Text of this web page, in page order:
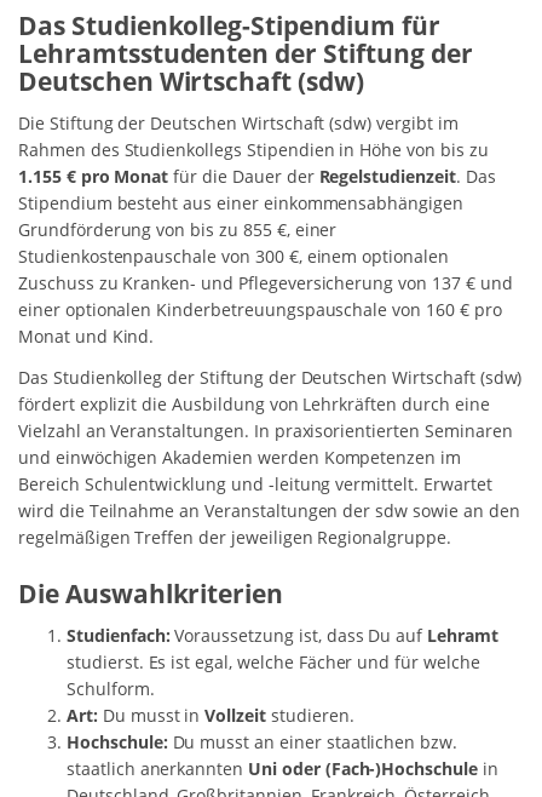
Das Studienkolleg-Stipendium für
Lehramtsstudenten der Stiftung der
Deutschen Wirtschaft (sdw)
Die Stiftung der Deutschen Wirtschaft (sdw) vergibt im
Rahmen des Studienkollegs Stipendien in Höhe von bis zu
1.155 € pro Monat für die Dauer der Regelstudienzeit. Das
Stipendium besteht aus einer einkommensabhängigen
Grundförderung von bis zu 855 €, einer
Studienkostenpauschale von 300 €, einem optionalen
Zuschuss zu Kranken- und Pflegeversicherung von 137 € und
einer optionalen Kinderbetreuungspauschale von 160 € pro
Monat und Kind.
Das Studienkolleg der Stiftung der Deutschen Wirtschaft (sdw)
fördert explizit die Ausbildung von Lehrkräften durch eine
Vielzahl an Veranstaltungen. In praxisorientierten Seminaren
und einwöchigen Akademien werden Kompetenzen im
Bereich Schulentwicklung und -leitung vermittelt. Erwartet
wird die Teilnahme an Veranstaltungen der sdw sowie an den
regelmäßigen Treffen der jeweiligen Regionalgruppe.
Die Auswahlkriterien
Studienfach: Voraussetzung ist, dass Du auf Lehramt
studierst. Es ist egal, welche Fächer und für welche
Schulform.
Art: Du musst inVollzeitstudieren.
Hochschule: Du musst an einer staatlichen bzw.
staatlich anerkannten Uni oder (Fach-)Hochschule in